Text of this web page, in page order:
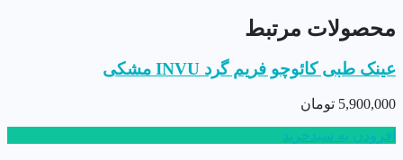
محصولات مرتبط
عینک طبی کائوچو فریم گرد INVU مشکی
5,900,000 تومان
افزودن به سبدخرید